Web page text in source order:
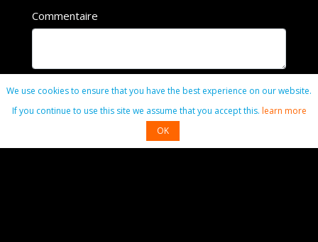
Commentaire
Commenter
We use cookies to ensure that you have the best experience on our website.
If you continue to use this site we assume that you accept this. learn more
OK